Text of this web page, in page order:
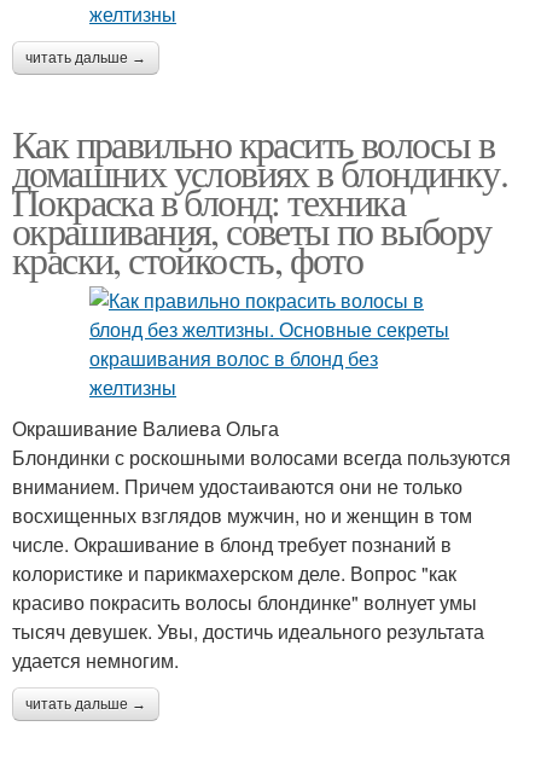
читать дальше →
Как правильно красить волосы в
домашних условиях в блондинку.
Покраска в блонд: техника
окрашивания, советы по выбору
краски, стойкость, фото
Окрашивание Валиева Ольга
Блондинки с роскошными волосами всегда пользуются
вниманием. Причем удостаиваются они не только
восхищенных взглядов мужчин, но и женщин в том
числе. Окрашивание в блонд требует познаний в
колористике и парикмахерском деле. Вопрос "как
красиво покрасить волосы блондинке" волнует умы
тысяч девушек. Увы, достичь идеального результата
удается немногим.
читать дальше →